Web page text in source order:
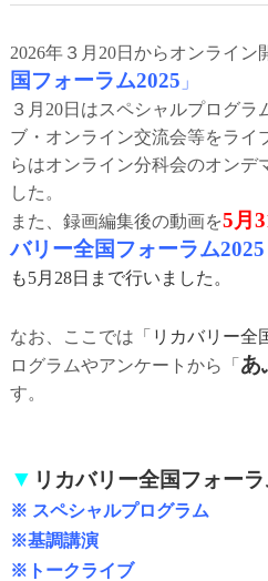
2026年３月20日からオンライン
国フォーラム2025 」
３月20日はスペシャルプログラ
ブ・オンライン交流会等をライ
らはオンライン分科会のオンデ
した。
また、録画編集後の動画を5月
バリー全国フォーラム2025
も5月28日まで行いました。
なお、ここでは「 リカバリー全
ログラムやアンケートから「 あ
す。
▼ リカバリー全国フォー
※ スペシャルプログラム
※基調講演
※ トークライブ